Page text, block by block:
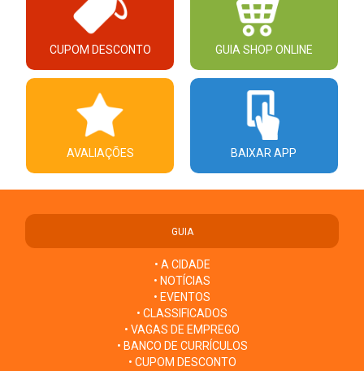
CUPOM DESCONTO GUIA SHOP ONLINE
AVALIAÇÕES BAIXAR APP
GUIA
• A CIDADE
• NOTÍCIAS
• EVENTOS
• CLASSIFICADOS
• VAGAS DE EMPREGO
• BANCO DE CURRÍCULOS
• CUPOM DESCONTO